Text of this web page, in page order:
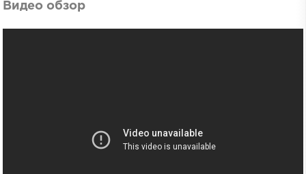
Видео обзор